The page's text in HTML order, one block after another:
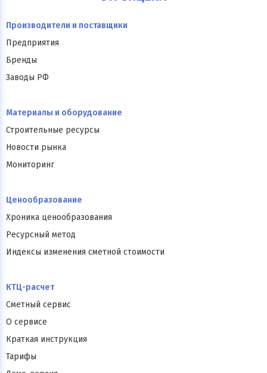
Производители и поставщики
Предприятия
Бренды
Заводы РФ
Материалы и оборудование
Строительные ресурсы
Новости рынка
Мониторинг
Ценообразование
Хроника ценообразования
Ресурсный метод
Индексы изменения сметной стоимости
КТЦ-расчет
Сметный сервис
О сервисе
Краткая инструкция
Тарифы